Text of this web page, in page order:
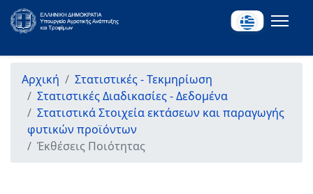
Αρχική
Στατιστικές - Τεκμηρίωση
Στατιστικές Διαδικασίες - Δεδομένα
Στατιστικά Στοιχεία εκτάσεων και παραγωγής
φυτικών προϊόντων
Έκθέσεις Ποιότητας